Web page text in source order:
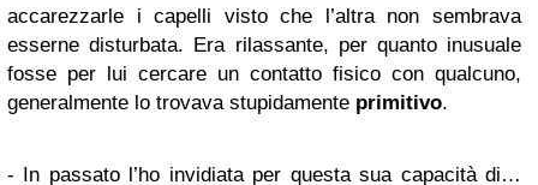
accarezzarle i capelli visto che l’altra non sembrava
esserne disturbata. Era rilassante, per quanto inusuale
fosse per lui cercare un contatto fisico con qualcuno,
generalmente lo trovava stupidamente primitivo.
- In passato l’ho invidiata per questa sua capacità di…